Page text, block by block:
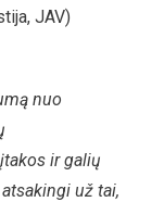
JAV)
nuo
ir galių
už tai,